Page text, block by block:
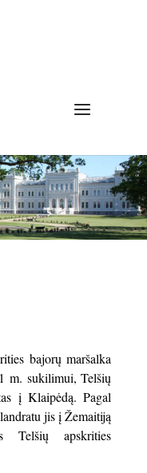
bajorų maršalka
m. sukilimui, Telšių
į Klaipėdą. Pagal
jis į Žemaitiją
Telšių apskrities